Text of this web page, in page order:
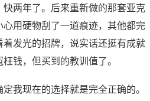
快两年了。后来重新做的那套亚克
用硬物刮了一道痕迹，其他都完
发光的招牌，说实话还挺有成就
钱，但买到的教训值了。
我现在的选择就是完全正确的。